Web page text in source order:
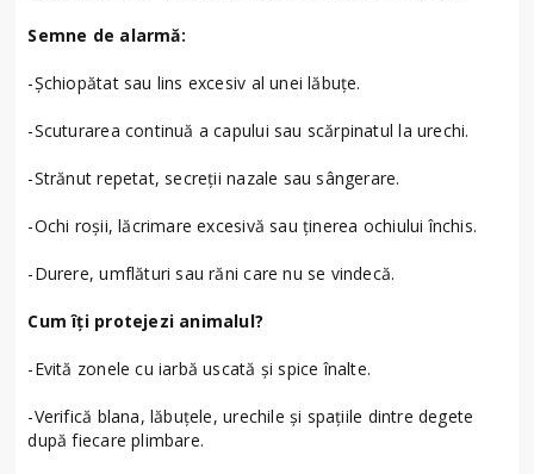
Semne de alarmă:
-Șchiopătat sau lins excesiv al unei lăbuțe.
-Scuturarea continuă a capului sau scărpinatul la urechi.
-Strănut repetat, secreții nazale sau sângerare.
-Ochi roșii, lăcrimare excesivă sau ținerea ochiului închis.
-Durere, umflături sau răni care nu se vindecă.
Cum îți protejezi animalul?
-Evită zonele cu iarbă uscată și spice înalte.
-Verifică blana, lăbuțele, urechile și spațiile dintre degete
după fiecare plimbare.